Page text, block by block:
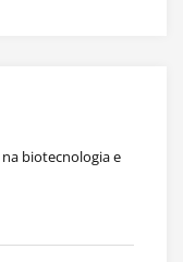
biotecnologia e